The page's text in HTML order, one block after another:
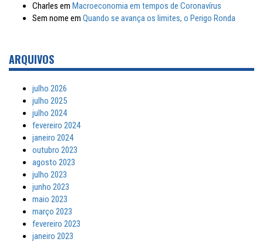
Charles em Macroeconomia em tempos de Coronavírus
Sem nome em Quando se avança os limites, o Perigo Ronda
ARQUIVOS
julho 2026
julho 2025
julho 2024
fevereiro 2024
janeiro 2024
outubro 2023
agosto 2023
julho 2023
junho 2023
maio 2023
março 2023
fevereiro 2023
janeiro 2023